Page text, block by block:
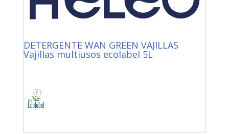
DETERGENTE WAN GREEN VAJILLAS
Vajillas multiusos ecolabel 5L